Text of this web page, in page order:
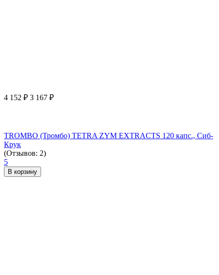
4 152 ₽ 3 167 ₽
TROMBO (Тромбо) TETRA ZYM EXTRACTS 120 капс., Сиб-
Крук
(Отзывов: 2)
5
В корзину